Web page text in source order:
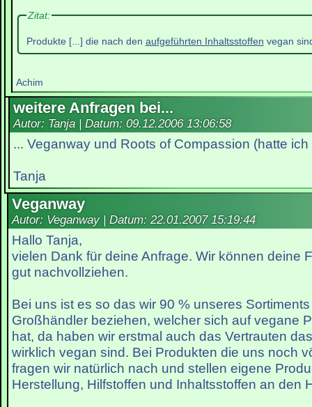
Zitat:
Produkte [...] die nach den aufgeführten Inhaltsstoffen vegan
Achim
weitere Anfragen bei...
Autor: Tanja | Datum: 09.12.2006 13:06:58
... Veganway und Roots of Compassion (hatte
Tanja
Veganway
Autor: Veganway | Datum: 22.01.2007 15:19:44
Hallo Tanja,
vielen Dank für deine Anfrage. Wir können deine
gut nachvollziehen.
Bei uns ist es so das wir 90 % unseres
Großhändler beziehen, welcher sich auf vegane
hat, da haben wir erstmal auch das Vertrauten
wirklich vegan sind. Bei Produkten die uns noch
fragen wir natürlich nach und stellen eigene
Herstellung, Hilfstoffen und Inhaltsstoffen an den